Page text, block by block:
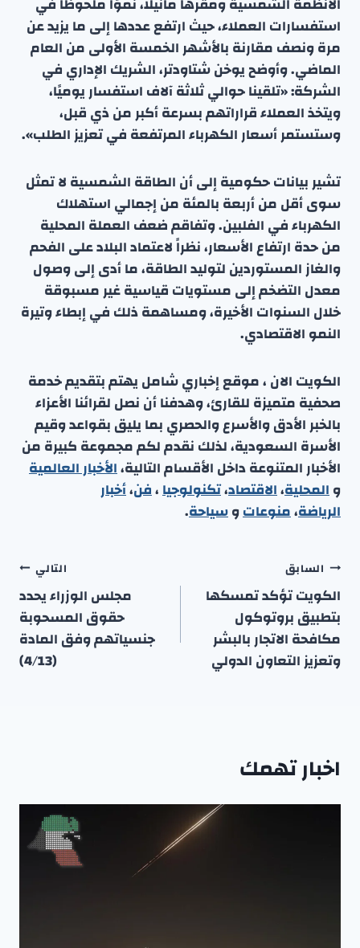
استفسارات العملاء، حيث ارتفع عددها إلى ما يزيد عن
مرة ونصف مقارنة بالأشهر الخمسة الأولى من العام
الماضي. وأوضح يوخن شتاودتر، الشريك الإداري في
الشركة: «تلقينا حوالي ثلاثة آلاف استفسار يوميًا،
ويتخذ العملاء قراراتهم بسرعة أكبر من ذي قبل،
وستستمر أسعار الكهرباء المرتفعة في تعزيز الطلب».
تشير بيانات حكومية إلى أن الطاقة الشمسية لا تمثل
سوى أقل من أربعة بالمئة من إجمالي استهلاك
الكهرباء في الفلبين. وتفاقم ضعف العملة المحلية
من حدة ارتفاع الأسعار، نظراً لاعتماد البلاد على الفحم
والغاز المستوردين لتوليد الطاقة، ما أدى إلى وصول
معدل التضخم إلى مستويات قياسية غير مسبوقة
خلال السنوات الأخيرة، ومساهمة ذلك في إبطاء وتيرة
النمو الاقتصادي.
الكويت الان ، موقع إخباري شامل يهتم بتقديم خدمة
صحفية متميزة للقارئ، وهدفنا أن نصل لقرائنا الأعزاء
بالخبر الأدق والأسرع والحصري بما يليق بقواعد وقيم
الأسرة السعودية، لذلك نقدم لكم مجموعة كبيرة من
الأخبار المتنوعة داخل الأقسام التالية،الأخبار العالمية
والمحلية،الاقتصاد،تكنولوجيا،فن،أخبار
الرياضة،منوعاتوسياحة.
تصفّح
المقالات
السابق
الكويت تؤكد تمسكها
بتطبيق بروتوكول
مكافحة الاتجار بالبشر
وتعزيز التعاون الدولي
التالي
مجلس الوزراء يحدد
حقوق المسحوبة
جنسياتهم وفق المادة
(4/13)
اخبار تهمك